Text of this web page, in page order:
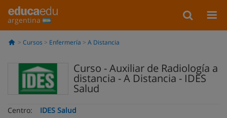
argentina
Cursos Enfermería A Distancia
Curso - Auxiliar de Radiología a
distancia - A Distancia - IDES
Salud
Centro:
IDES Salud